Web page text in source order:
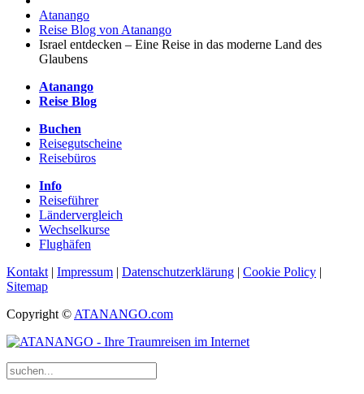
Atanango
Reise Blog von Atanango
Israel entdecken – Eine Reise in das moderne Land des
Glaubens
Atanango
Reise Blog
Buchen
Reisegutscheine
Reisebüros
Info
Reiseführer
Ländervergleich
Wechselkurse
Flughäfen
Kontakt | Impressum | Datenschutzerklärung | Cookie Policy |
Sitemap
Copyright © ATANANGO.com